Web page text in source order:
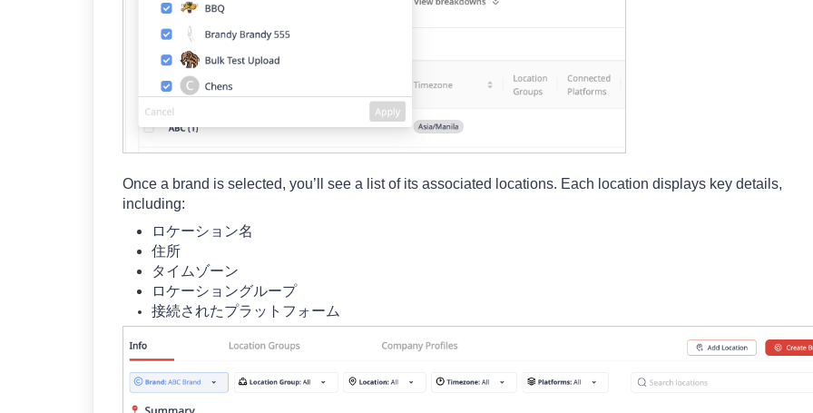
Once a brand is selected, you’ll see a list of its associated locations. Each location displays key details,
including:
ロケーション名
住所
タイムゾーン
ロケーショングループ
接続されたプラットフォーム